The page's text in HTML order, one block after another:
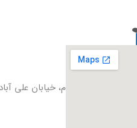
آزادگان، فیروزبهرام، خیابان علی